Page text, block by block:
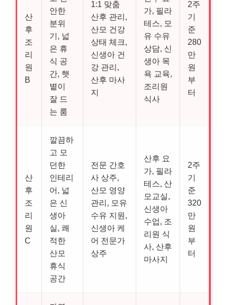
산
후
조
리
원
B
안한
분위
기, 넓
은 휴
식 공
간, 햇
볕이
잘 드
는 룸
1:1 맞춤
산후 관리,
산모 건강
상태 체크,
신생아 건
강 관리,
산후 마사
지
가, 필라
테스, 모
유 수유
상담, 신
생아 목
욕 교육,
조리원
식사
2주
기
준
280
만
원
부
터
산
후
조
리
원
C
깔끔하
고 모
던한
인테리
어, 넓
은 신
생아
실, 쾌
적한
산모
휴식
공간
전문 간호
사 상주,
산모 영양
관리, 모유
수유 지원,
신생아 케
어 전문가
상주
산후 요
가, 필라
테스, 산
모교실,
신생아
수업, 조
리원 식
사, 산후
마사지
2주
기
준
320
만
원
부
터